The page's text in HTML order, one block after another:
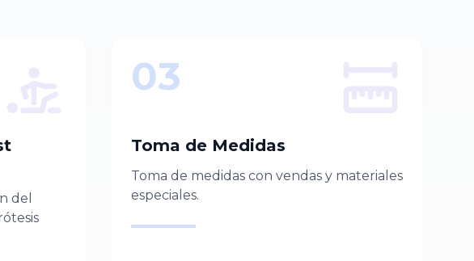
del
03
Toma de Medidas
Toma de medidas con vendas y materiales
especiales.